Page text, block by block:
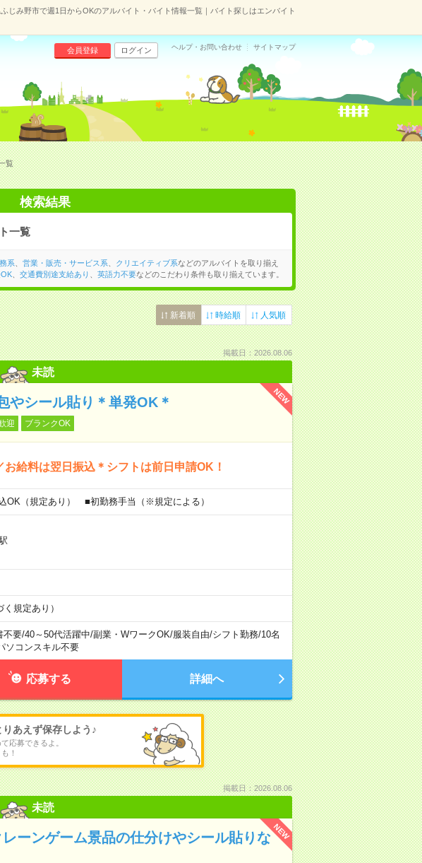
じみ野市で週1日からOKのアルバイト・バイト情報一覧｜バイト探しはエンバイト
会員登録 ログイン ヘルプ・お問い合わせ サイトマップ
覧
検索結果
一覧
系 営業・販売・サービス系 クリエイティブ系などのアルバイトを取り揃え
、 交通費別途支給あり 英語力不要などのこだわり条件も取り揃えています。
新着順 時給順 人気順
掲載日：2026.08.06
未読
NEW
やシール貼り＊単発OK＊
迎 ブランクOK
給料は翌日振込＊シフトは前日申請OK！
OK（規定あり） ■初勤務手当（※規定による）
規定あり）
不要/40～50代活躍中/副業・WワークOK/服装自由/シフト勤務/10名
ソコンスキル不要
応募する 詳細へ
りあえず保存しよう♪
応募できるよ。
！
掲載日：2026.08.06
未読
NEW
ーンゲーム景品の仕分けやシール貼りな